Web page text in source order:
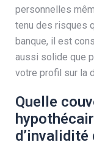
personnelles
tenu des risques
banque, il est
aussi solide que
votre profil sur la
Quelle
d’invalidité